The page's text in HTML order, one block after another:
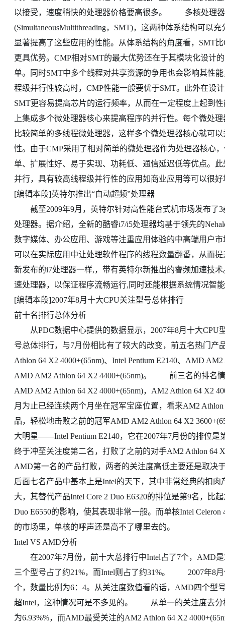
以接受，速度稍快的处理器价格要高很多。 多核处理器
(SimultaneousMultithreading，SMT)，这两种体系结构可以
显著提高了这些应用的性能。从体系结构的角度看，SMT
更具优势。CMP相对SMT的最大优势还在于其模块化设计
单。同时SMT中多个线程对共享资源的争用也会影响其性
程级并行性较高时，CMP性能一般要优于SMT。此外在设
SMT更容易提高芯片的运行频率，从而在一定程度上起到
上集成多个微处理器核心来提高程序的并行性。每个微处
比较简单的多线程微处理器，这样多个微处理器核心就可
性。由于CMP采用了相对简单的微处理器作为处理器核心
单、扩展性好、易于实现、功耗低、通信延迟低等优点。
并行，具有较高线程级并行性的应用如商业应用等可以很
[编辑本段]英特尔推出“自动超频”处理器
截至2009年9月，英特尔针对高性能台式机市场发布了3
处理器。据介绍，全新的酷睿i7/i5处理器均基于领先的
数字媒体、办公应用、游戏等注重应用体验的中高端用
可以在实际应用中让处理软件程序的线程数量翻番，从而
新发布的i7处理器一样,，带有英特尔新推出的睿频加速技
速处理器，以保证程序流畅运行,同时还能根据系统情况智
[编辑本段]2007年8月十大CPU关注型号总体排行
前十名排行总体分析
从PDC数据中心提供的数据显示，2007年8月十大CPU
号总体排行，与7月份相比有了较大的改变，前五名热门
Athlon 64 X2 4000+(65nm)、Intel Pentium E2140、AMD
AMD AM2 Athlon 64 X2 4400+(65nm)。 前三名的排名
AMD AM2 Athlon 64 X2 4000+(65nm)，AM2 Athlon 64 X2
月为止已经连续两个月坐在冠军宝座位置，看来AM2
品，轻松地击败之前的冠军AMD AM2 Athlon 64 X2
大明星——Intel Pentium E2140，它在2007年7月份的排位
终于冲至关注度第二名，打败了之前的对手AM2 Athlon 64
AMD第一名的产品打败，两者的关注度高低主要还是取
后面七名产品中基本上是Intel的天下，其中非常经典的扣肉
大，其替代产品Intel Core 2 Duo E6320的排位是第9名，比
Duo E6550的影响，使其表现非常一般。而单核Intel
的市场里，单核的呼声还是高不了哪里去的。
Intel VS AMD分析
在2007年7月份，前十大总排行中Intel占了7个，AMD
三个型号占了约21%，而Intel则占了约31%。 2007年8
个，数量比例为6：4。从关注度数值看的话，AMD四个型
超Intel，这种情况可是不多见的。 从单一的关注度去分
为6.93%%，而AMD最受关注的AM2 Athlon 64 X2